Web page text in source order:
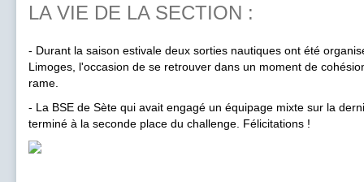
LA VIE DE LA SECTION :
- Durant la saison estivale deux sorties nautiques ont été
Limoges, l'occasion de se retrouver dans un moment de
rame.
- La BSE de Sète qui avait engagé un équipage mixte sur la
terminé à la seconde place du challenge. Félicitations !